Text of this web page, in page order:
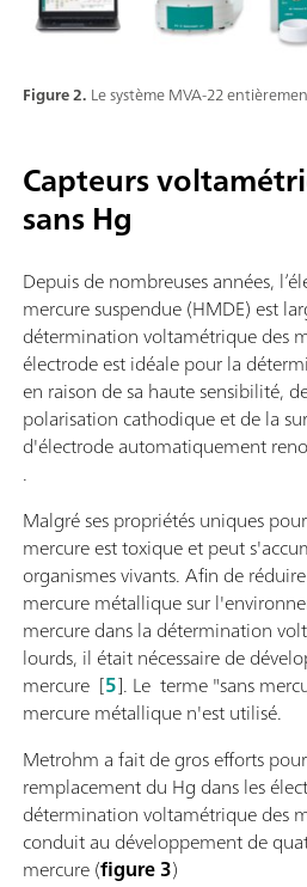
Figure 2. Le système MVA-22
Capteurs
sans Hg
Depuis de nombreuses années,
mercure suspendue (HMDE) est
détermination voltamétrique des
électrode est idéale pour la
en raison de sa haute sensibilité,
polarisation cathodique et de la
d'électrode automatiquement
.
Malgré ses propriétés uniques
mercure est toxique et peut
organismes vivants. Afin de
mercure métallique sur
mercure dans la détermination
lourds, il était nécessaire de
mercure [5]. Le terme "sans
mercure métallique n'est utilisé.
Metrohm a fait de gros efforts
remplacement du Hg dans les
détermination voltamétrique des
conduit au développement de
mercure (figure 3)